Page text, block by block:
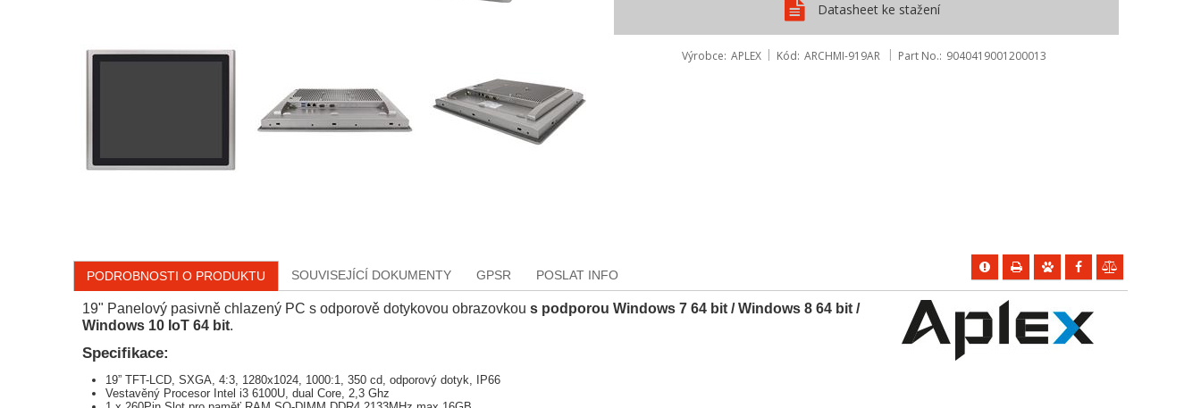
Datasheet ke stažení
Výrobce APLEX Kód ARCHMI-919AR Part No. 9040419001200013
PODROBNOSTI O PRODUKTU SOUVISEJÍCÍ DOKUMENTY GPSR POSLAT INFO
19" Panelový pasivně chlazený PC s odporově dotykovou obrazovkou s podporou Windows 7 64 bit / Windows 8 64 bit /
Windows 10 IoT 64 bit.
Specifikace:
19” TFT-LCD, SXGA, 4:3, 1280x1024, 1000:1, 350 cd, odporový dotyk, IP66
Vestavěný Procesor Intel i3 6100U, dual Core, 2,3 Ghz